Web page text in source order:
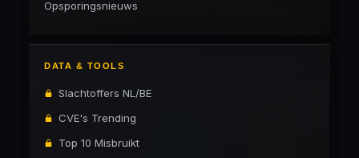
Opsporingsnieuws
DATA & TOOLS
Slachtoffers NL/BE
CVE's Trending
Top 10 Misbruikt